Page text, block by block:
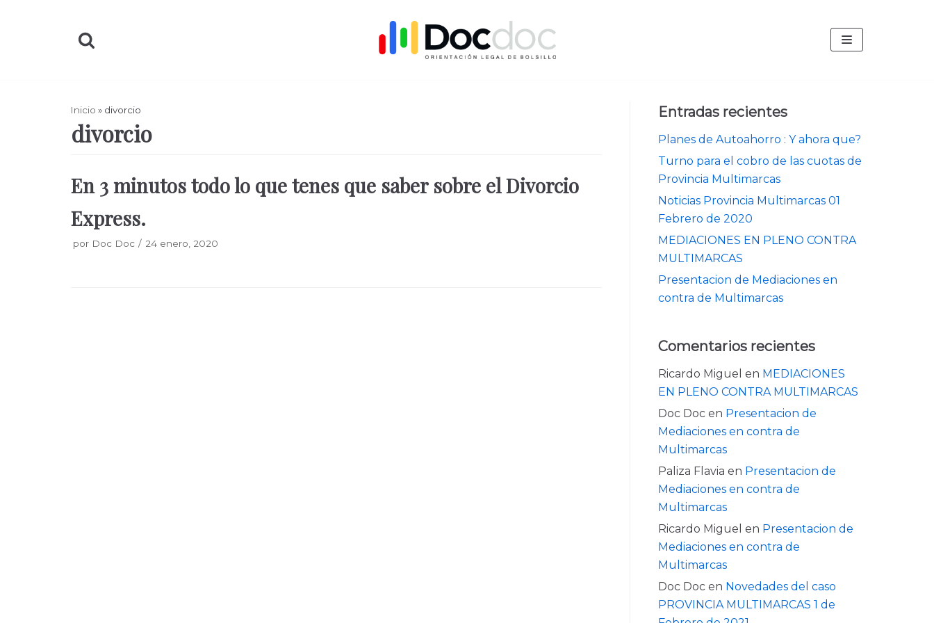
Inicio » divorcio
divorcio
En 3 minutos todo lo que tenes que saber sobre el Divorcio
Express.
por Doc Doc 24 enero, 2020
Entradas recientes
Planes de Autoahorro : Y ahora que?
Turno para el cobro de las cuotas de
Provincia Multimarcas
Noticias Provincia Multimarcas 01
Febrero de 2020
MEDIACIONES EN PLENO CONTRA
MULTIMARCAS
Presentacion de Mediaciones en
contra de Multimarcas
Comentarios recientes
Ricardo Miguel en MEDIACIONES
EN PLENO CONTRA MULTIMARCAS
Doc Doc en Presentacion de
Mediaciones en contra de
Multimarcas
Paliza Flavia en Presentacion de
Mediaciones en contra de
Multimarcas
Ricardo Miguel en Presentacion de
Mediaciones en contra de
Multimarcas
Doc Doc en Novedades del caso
PROVINCIA MULTIMARCAS 1 de